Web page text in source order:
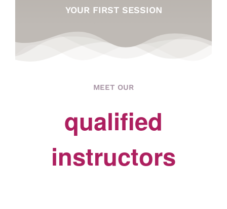
YOUR FIRST SESSION
MEET OUR
qualified
instructors